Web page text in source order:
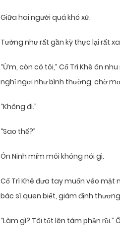
Giữa hai người quá khó xử.
Tưởng như rất gần kỳ thực lại rất
“Ừm, còn có tôi,” Cố Trì Khê ôn
nghỉ ngơi như bình thường, chờ
“Không đi.”
“Sao thế?”
Ôn Ninh mím môi không nói gì.
Cố Trì Khê đưa tay muốn véo mặt
bác sĩ quen biết, giám định
“Làm gì? Tôi tốt lên tám phần rồi.”